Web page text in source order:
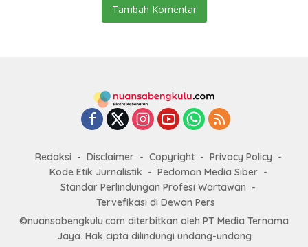
Tambah Komentar
Redaksi Disclaimer Copyright
Privacy Policy
Kode Etik Jurnalistik
Pedoman Media Siber
Standar Perlindungan Profesi Wartawan
Tervefikasi di Dewan Pers
©nuansabengkulu.com diterbitkan oleh PT Media Ternama
Jaya. Hak cipta dilindungi undang-undang